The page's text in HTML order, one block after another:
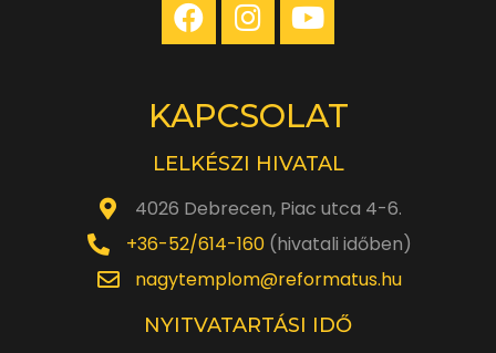
KAPCSOLAT
LELKÉSZI HIVATAL
4026 Debrecen, Piac utca 4-6.
+36-52/614-160(hivatali időben)
nagytemplom@reformatus.hu
NYITVATARTÁSI IDŐ